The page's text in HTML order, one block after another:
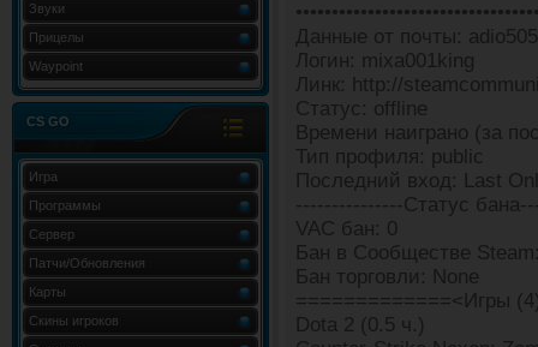
Звуки
Прицелы
Waypoint
CS GO
Игра
Программы
Сервер
Патчи/Обновления
Карты
Скины игроков
Данные от почты:
Логин: mixa001king
Линк: http://
Статус: offline
Времени наиграно (за
Тип профиля: public
Последний вход: Last
---------------Статус
VAC бан: 0
Бан в Сообществе
Бан торговли: None
=============<Игры
Dota 2 (0.5 ч.)